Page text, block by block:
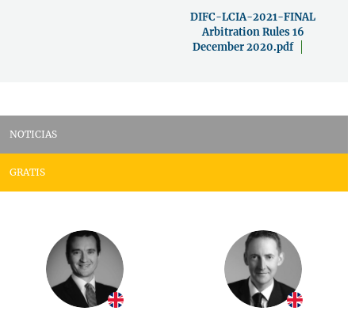
DIFC-LCIA-2021-FINAL
Arbitration Rules 16
December 2020.pdf
NOTICIAS
GRATIS